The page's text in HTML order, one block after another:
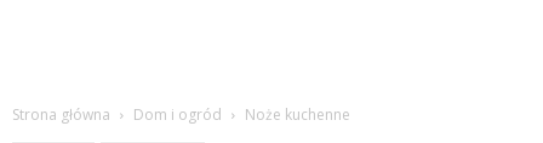
Strona główna Dom i ogród Noże kuchenne